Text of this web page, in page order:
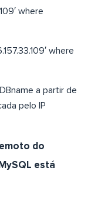
where
where
a partir de
pelo IP
do
está